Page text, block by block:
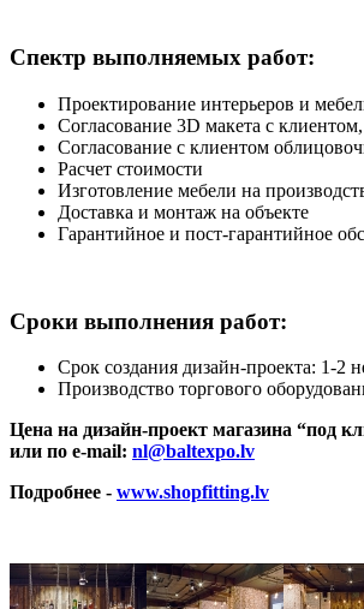
Спектр выполняемых работ:
Проектирование интерьеров и
Согласование 3D макета с
Согласование с клиентом
Расчет стоимости
Изготовление мебели на
Доставка и монтаж на объекте
Гарантийное и пост-гарантийное
Сроки выполнения работ:
Срок создания дизайн-проекта: 1-2
Производство торгового
Цена на дизайн-проект магазина “под
или по e-mail: nl@baltexpo.lv
Подробнее - www.shopfitting.lv